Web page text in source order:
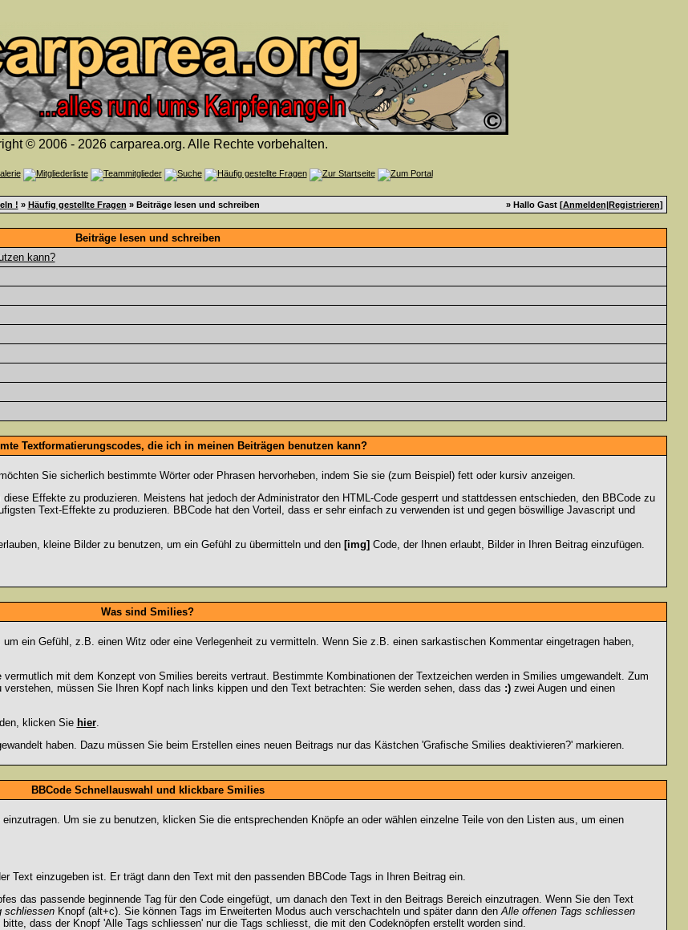
© 2006 - 2026 carparea.org. Alle Rechte vorbehalten.
! » Häufig gestellte Fragen » Beiträge lesen und schreiben » Hallo Gast [Anmelden|Registrieren]
Beiträge lesen und schreiben
kann?
Textformatierungscodes, die ich in meinen Beiträgen benutzen kann?
Sie sicherlich bestimmte Wörter oder Phrasen hervorheben, indem Sie sie (zum Beispiel) fett oder kursiv anzeigen.
Effekte zu produzieren. Meistens hat jedoch der Administrator den HTML-Code gesperrt und stattdessen entschieden, den BBCode zu
Text-Effekte zu produzieren. BBCode hat den Vorteil, dass er sehr einfach zu verwenden ist und gegen böswillige Javascript und
kleine Bilder zu benutzen, um ein Gefühl zu übermitteln und den [img] Code, der Ihnen erlaubt, Bilder in Ihren Beitrag einzufügen.
Was sind Smilies?
ein Gefühl, z.B. einen Witz oder eine Verlegenheit zu vermitteln. Wenn Sie z.B. einen sarkastischen Kommentar eingetragen haben,
mit dem Konzept von Smilies bereits vertraut. Bestimmte Kombinationen der Textzeichen werden in Smilies umgewandelt. Zum
müssen Sie Ihren Kopf nach links kippen und den Text betrachten: Sie werden sehen, dass das :)zwei Augen und einen
klicken Sie hier.
haben. Dazu müssen Sie beim Erstellen eines neuen Beitrags nur das Kästchen 'Grafische Smilies deaktivieren?' markieren.
BBCode Schnellauswahl und klickbare Smilies
Um sie zu benutzen, klicken Sie die entsprechenden Knöpfe an oder wählen einzelne Teile von den Listen aus, um einen
Text einzugeben ist. Er trägt dann den Text mit den passenden BBCode Tags in Ihren Beitrag ein.
das passende beginnende Tag für den Code eingefügt, um danach den Text in den Beitrags Bereich einzutragen. Wenn Sie den Text
schliessenKnopf (alt+c). Sie können Tags im Erweiterten Modus auch verschachteln und später dann denAlle offenen Tags schliessen
dass der Knopf 'Alle Tags schliessen' nur die Tags schliesst, die mit den Codeknöpfen erstellt worden sind.